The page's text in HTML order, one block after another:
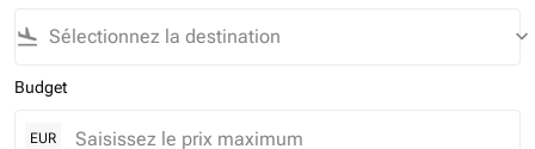
flight_land keyboard_arrow_down
Budget
EUR